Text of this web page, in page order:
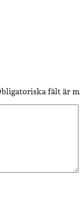
fält är